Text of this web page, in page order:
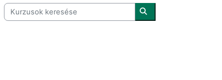
Kurzusok keresése
Kurzusok keresése